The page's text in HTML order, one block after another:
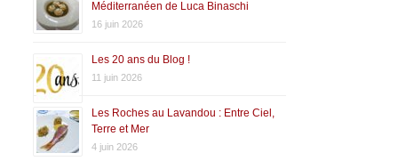
Méditerranéen de Luca Binaschi
16 juin 2026
Les 20 ans du Blog !
11 juin 2026
Les Roches au Lavandou : Entre Ciel,
Terre et Mer
4 juin 2026